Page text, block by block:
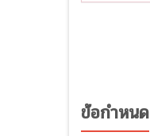
ข้อกำหนด